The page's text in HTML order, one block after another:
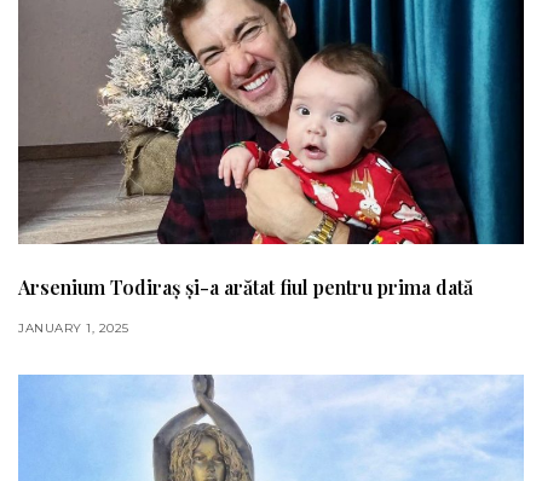
Arsenium Todiraș și-a arătat fiul pentru prima dată
JANUARY 1, 2025